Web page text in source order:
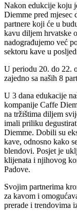
Nakon edukcije koju
Diemme pred mjesec
partnere koji će u
kavu diljem hrvatske
nadograđujemo već
sektoru kave u
U periodu 20. do 22.
zajedno sa naših 8
U 3 dana edukacije
kompanije Caffe
na tržištima diljem
imali priliku
Diemme. Dobili su
kave, odnosno kako
blendovi. Posjet je
klijenata i njihovog
Padove.
Svojim partnerima
za kavom i
prerade i trendovima